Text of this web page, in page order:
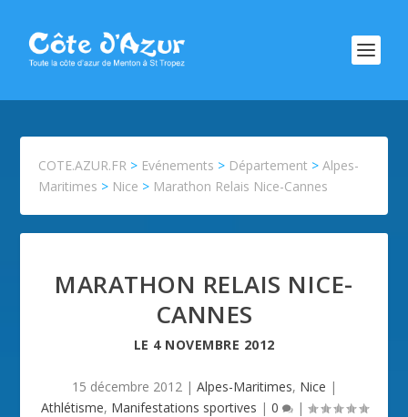
COTE.AZUR.FR > Evénements > Département >Alpes-
Maritimes > Nice > Marathon Relais Nice-Cannes
MARATHON RELAIS NICE-
CANNES
LE 4 NOVEMBRE 2012
15 décembre 2012| Alpes-Maritimes, Nice |
Athlétisme, Manifestations sportives | 0 |